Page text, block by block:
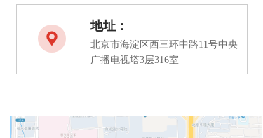
地址：
北京市海淀区西三环中路11号中央
广播电视塔3层316室